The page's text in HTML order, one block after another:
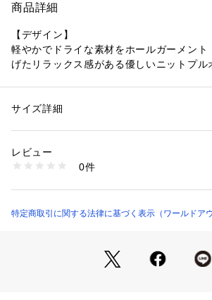
商品詳細
【デザイン】
軽やかでドライな素材をホールガーメント
げたリラックス感がある優しいニットプル
程よいゆとりのあるサイジングとコクーン
り）状に強く撚りをかけ、ニット編みにも
麻に似た清涼感がありながらより軽くハリ
高く多湿な盛夏時期に適した素材感が特徴
性別：レディース
素材：ポリエステル59％ 分類外繊維（和紙）41％
商品番号：
153-15465 （ショップ）
サイズ詳細
レビュー
0件
特定商取引に関する法律に基づく表示（ワールドア